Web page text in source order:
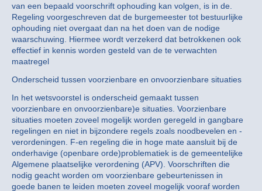
van een bepaald voorschrift ophouding kan volgen, is in de.
Regeling voorgeschreven dat de burgemeester tot bestuurlijke
ophouding niet overgaat dan na het doen van de nodige
waarschuwing. Hiermee wordt verzekerd dat betrokkenen ook
effectief in kennis worden gesteld van de te verwachten
maatregel
Onderscheid tussen voorzienbare en onvoorzienbare situaties
In het wetsvoorstel is onderscheid gemaakt tussen
voorzienbare en onvoorzienbare)e situaties. Voorzienbare
situaties moeten zoveel mogelijk worden geregeld in gangbare
regelingen en niet in bijzondere regels zoals noodbevelen en -
verordeningen. F-en regeling die in hoge mate aansluit bij de
onderhavige (openbare orde)problematiek is de gemeentelijke
Algemene plaatselijke verordening (APV). Voorschriften die
nodig geacht worden om voorzienbare gebeurtenissen in
goede banen te leiden moeten zoveel mogelijk vooraf worden